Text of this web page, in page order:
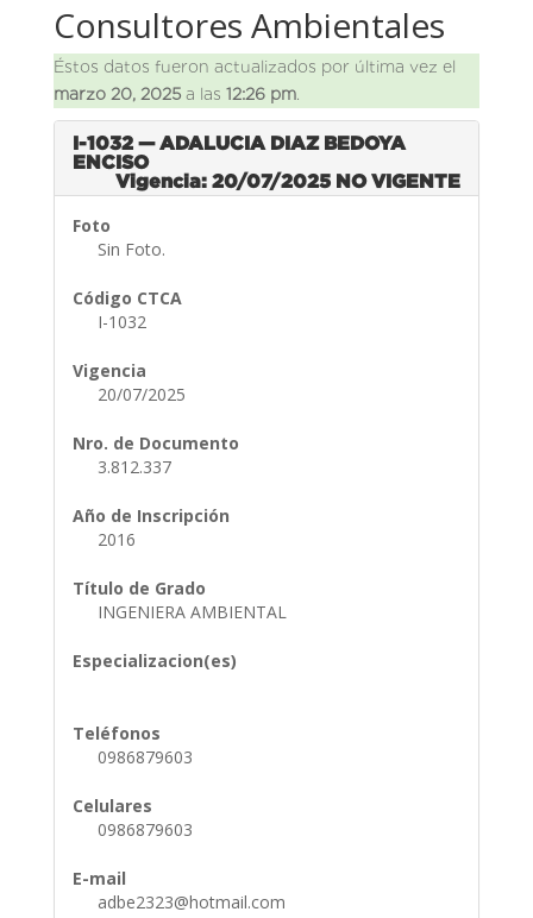
Consultores Ambientales
Éstos datos fueron actualizados por última vez el
marzo 20, 2025a las 12:26 pm.
I-1032 — ADALUCIA DIAZ BEDOYA
ENCISO
Vigencia: 20/07/2025 NO VIGENTE
Foto
Sin Foto.
Código CTCA
I-1032
Vigencia
20/07/2025
Nro. de Documento
3.812.337
Año de Inscripción
2016
Título de Grado
INGENIERA AMBIENTAL
Especializacion(es)
Teléfonos
0986879603
Celulares
0986879603
E-mail
adbe2323@hotmail.com